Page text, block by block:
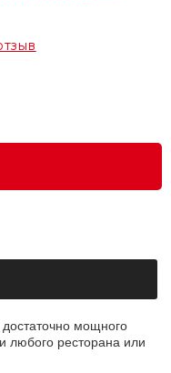
мощного
любого ресторана или